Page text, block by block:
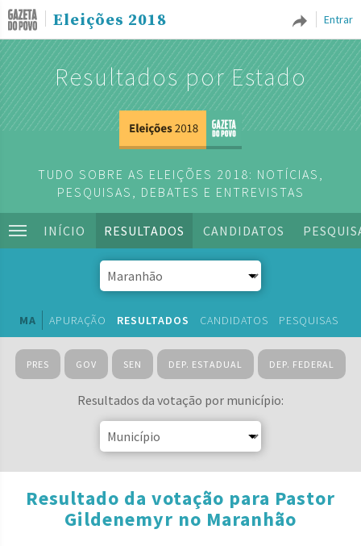
Entrar
Eleições 2018
Resultados por Estado
TUDO SOBRE AS ELEIÇÕES 2018: NOTÍCIAS,
PESQUISAS, DEBATES E ENTREVISTAS
INÍCIO RESULTADOS CANDIDATOS
MA APURAÇÃO RESULTADOS CANDIDATOS PESQUISAS
PRES GOV SEN DEP. ESTADUAL DEP. FEDERAL
Resultados da votação por município:
Resultado da votação para Pastor
Gildenemyr no Maranhão